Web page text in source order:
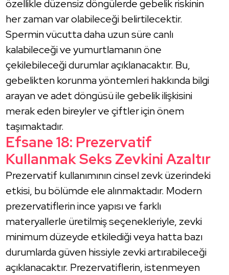
özellikle düzensiz döngülerde gebelik riskinin
her zaman var olabileceği belirtilecektir.
Spermin vücutta daha uzun süre canlı
kalabileceği ve yumurtlamanın öne
çekilebileceği durumlar açıklanacaktır. Bu,
gebelikten korunma yöntemleri hakkında bilgi
arayan ve adet döngüsü ile gebelik ilişkisini
merak eden bireyler ve çiftler için önem
taşımaktadır.
Efsane 18: Prezervatif
Kullanmak Seks Zevkini Azaltır
Prezervatif kullanımının cinsel zevk üzerindeki
etkisi, bu bölümde ele alınmaktadır. Modern
prezervatiflerin ince yapısı ve farklı
materyallerle üretilmiş seçenekleriyle, zevki
minimum düzeyde etkilediği veya hatta bazı
durumlarda güven hissiyle zevki artırabileceği
açıklanacaktır. Prezervatiflerin, istenmeyen